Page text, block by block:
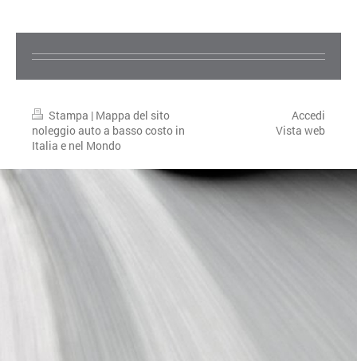
Stampa | Mappa del sito
noleggio auto a basso costo in
Italia e nel Mondo
Accedi
Vista web